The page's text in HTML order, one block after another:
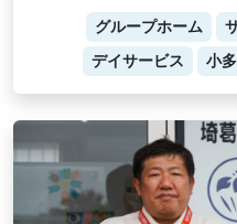
グループホーム
デイサービス
小